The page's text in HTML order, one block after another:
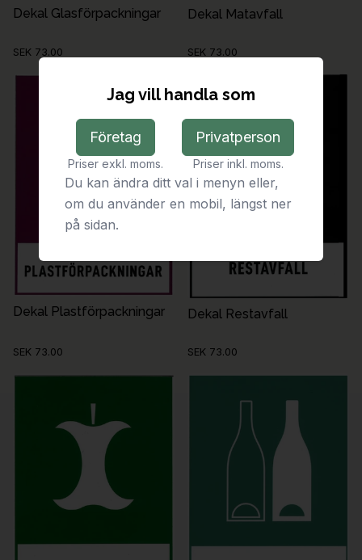
Dekal Glasförpackningar
SEK 73.00
Dekal Matavfall
SEK 73.00
Dekal Plastförpackningar
SEK 73.00
Dekal Restavfall
SEK 73.00
Jag vill handla som
Företag
Priser exkl. moms.
Privatperson
Priser inkl. moms.
Du kan ändra ditt val i menyn eller,
om du använder en mobil, längst ner
på sidan.